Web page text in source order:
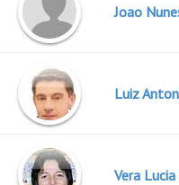
Joao
Luiz
Vera